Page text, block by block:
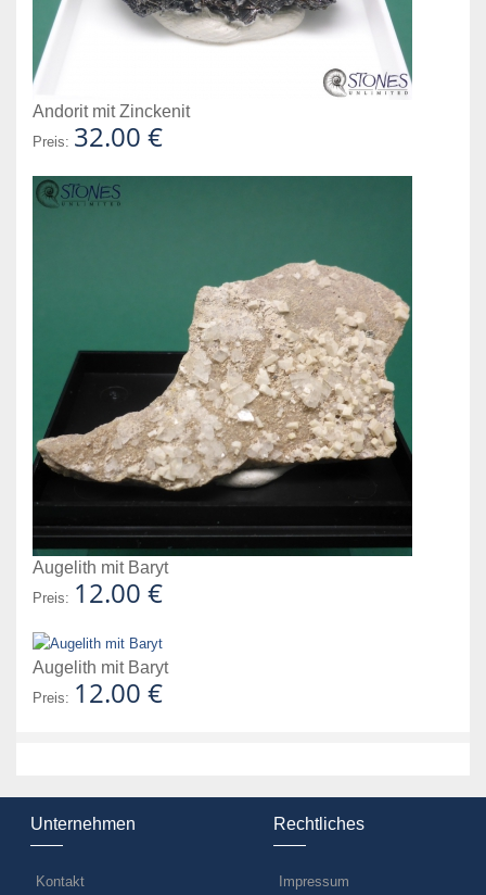
Andorit mit Zinckenit
Preis: 32.00 €
Augelith mit Baryt
Preis: 12.00 €
Augelith mit Baryt
Preis: 12.00 €
Unternehmen
Kontakt
Rechtliches
Impressum